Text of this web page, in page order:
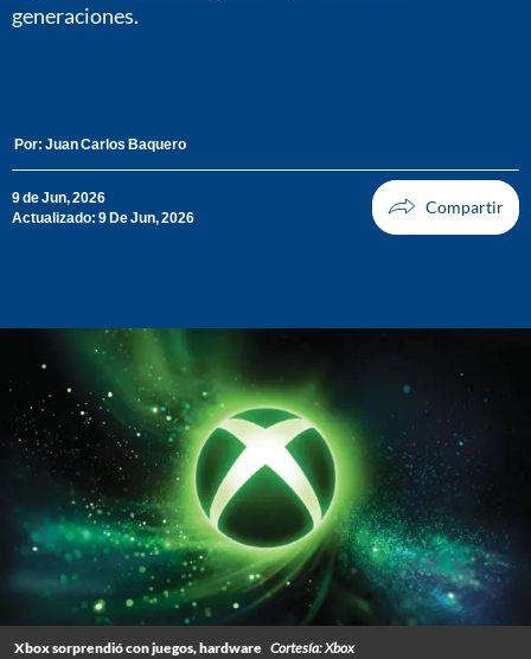
generaciones.
Por: Juan Carlos Baquero
9 de Jun, 2026
Actualizado: 9 De Jun, 2026
Xbox sorprendió con juegos, hardware Cortesía: Xbox